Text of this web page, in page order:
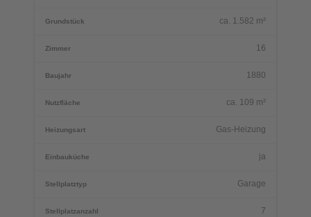
Grundstück ca. 1.582 m²
Zimmer 16
Baujahr 1880
Nutzfläche ca. 109 m²
Heizungsart Gas-Heizung
Einbauküche ja
Stellplatztyp Garage
Stellplatzanzahl 7